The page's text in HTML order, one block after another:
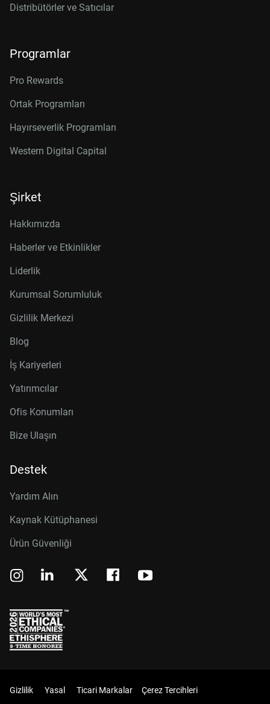
Distribütörler ve Satıcılar
Programlar
Pro Rewards
Ortak Programları
Hayırseverlik Programları
Western Digital Capital
Şirket
Hakkımızda
Haberler ve Etkinlikler
Liderlik
Kurumsal Sorumluluk
Gizlilik Merkezi
Blog
İş Kariyerleri
Yatırımcılar
Ofis Konumları
Bize Ulaşın
Destek
Yardım Alın
Kaynak Kütüphanesi
Ürün Güvenliği
Gizlilik Yasal Ticari Markalar Çerez Tercihleri